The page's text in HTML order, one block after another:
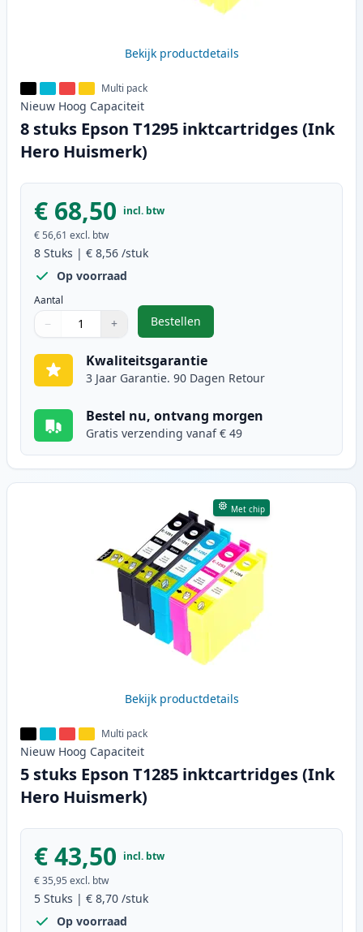
Bekijk productdetails
Multi pack
Nieuw Hoog Capaciteit
8 stuks Epson T1295 inktcartridges (Ink
Hero Huismerk)
€ 68,50 incl. btw
€ 56,61 excl. btw
8 Stuks | € 8,56 /stuk
Op voorraad
Aantal
Gebruik de knoppen om aan te passen
− +
1
Bestellen
,8 stuks Epson T1295
Kwaliteitsgarantie
3 Jaar Garantie. 90 Dagen Retour
Bestel nu, ontvang morgen
Gratis verzending vanaf € 49
Met chip
Bekijk productdetails
Multi pack
Nieuw Hoog Capaciteit
5 stuks Epson T1285 inktcartridges (Ink
Hero Huismerk)
€ 43,50 incl. btw
€ 35,95 excl. btw
5 Stuks | € 8,70 /stuk
Op voorraad